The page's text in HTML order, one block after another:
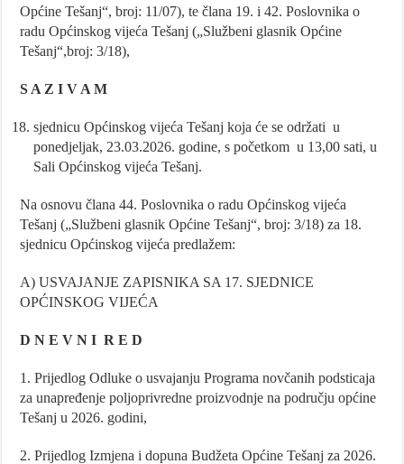
Općine Tešanj“, broj: 11/07), te člana 19. i 42. Poslovnika o
radu Općinskog vijeća Tešanj („Službeni glasnik Općine
Tešanj“,broj: 3/18),
S A Z I V A M
sjednicu Općinskog vijeća Tešanj koja će se održati u
ponedjeljak, 23.03.2026. godine, s početkom u 13,00 sati, u
Sali Općinskog vijeća Tešanj.
Na osnovu člana 44. Poslovnika o radu Općinskog vijeća
Tešanj („Službeni glasnik Općine Tešanj“, broj: 3/18) za 18.
sjednicu Općinskog vijeća predlažem:
A) USVAJANJE ZAPISNIKA SA 17. SJEDNICE
OPĆINSKOG VIJEĆA
D N E V N I R E D
1. Prijedlog Odluke o usvajanju Programa novčanih podsticaja
za unapređenje poljoprivredne proizvodnje na području općine
Tešanj u 2026. godini,
2. Prijedlog Izmjena i dopuna Budžeta Općine Tešanj za 2026.